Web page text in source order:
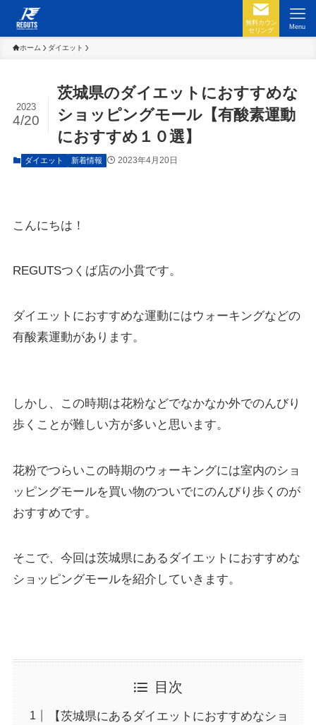
無料カウン
セリング
Menu
ホーム ダイエット
茨城県のダイエットにおすすめな
ショッピングモール【有酸素運動
におすすめ１０選】
2023
4/20
ダイエット 新着情報 2023年4月20日
こんにちは！
REGUTSつくば店の小貫です。
ダイエットにおすすめな運動にはウォーキングなどの
有酸素運動があります。
しかし、この時期は花粉などでなかなか外でのんびり
歩くことが難しい方が多いと思います。
花粉でつらいこの時期のウォーキングには室内のショ
ッピングモールを買い物のついでにのんびり歩くのが
おすすめです。
そこで、今回は茨城県にあるダイエットにおすすめな
ショッピングモールを紹介していきます。
目次
【茨城県にあるダイエットにおすすめなショ